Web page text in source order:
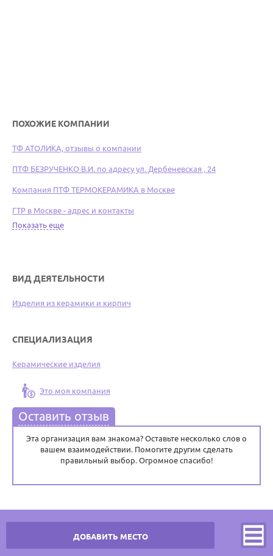
ПОХОЖИЕ КОМПАНИИ
ТФ АТОЛИКА, отзывы о компании
ПТФ БЕЗРУЧЕНКО В.И. по адресу ул. Дербеневская , 24
Компания ПТФ ТЕРМОКЕРАМИКА в Москве
ГТР в Москве - адрес и контакты
Показать еще
ВИД ДЕЯТЕЛЬНОСТИ
Изделия из керамики и кирпич
СПЕЦИАЛИЗАЦИЯ
Керамические изделия
Это моя компания
Оставить отзыв
Эта организация вам знакома? Оставьте несколько слов о
вашем взаимодействии. Помогите другим сделать
правильный выбор. Огромное спасибо!
ДОБАВИТЬ МЕСТО